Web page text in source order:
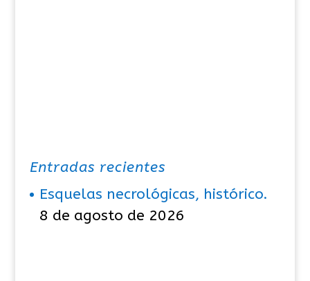
Entradas recientes
Esquelas necrológicas, histórico.
8 de agosto de 2026